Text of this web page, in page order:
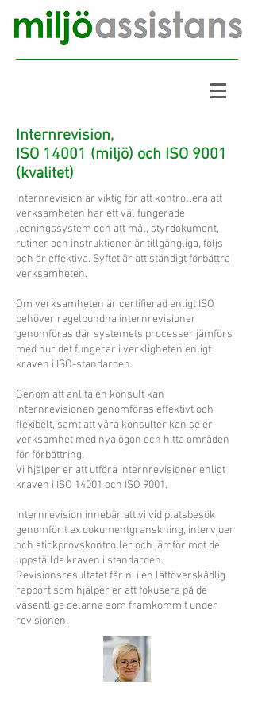
Internrevision,
ISO 14001 (miljö) och ISO 9001
(kvalitet)
Internrevision är viktig för att kontrollera att
verksamheten har ett väl fungerade
ledningssystem och att mål, styrdokument,
rutiner och instruktioner är tillgängliga, följs
och är effektiva. Syftet är att ständigt förbättra
verksamheten.
Om verksamheten är certifierad enligt ISO
behöver regelbundna internrevisioner
genomföras där systemets processer jämförs
med hur det fungerar i verkligheten enligt
kraven i ISO-standarden.
Genom att anlita en konsult kan
internrevisionen genomföras effektivt och
flexibelt, samt att våra konsulter kan se er
verksamhet med nya ögon och hitta områden
för förbättring.
Vi hjälper er att utföra internrevisioner enligt
kraven i ISO 14001 och ISO 9001.
Internrevision innebär att vi vid platsbesök
genomför t ex dokumentgranskning, intervjuer
och stickprovskontroller och jämför mot de
uppställda kraven i standarden.
Revisionsresultatet får ni i en lättöverskådlig
rapport som hjälper er att fokusera på de
väsentliga delarna som framkommit under
revisionen.